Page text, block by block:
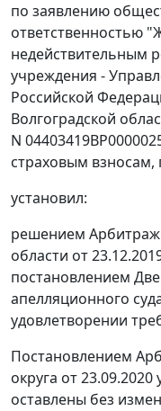
по заявлению
ответственностью
недействительным
учреждения -
Российской
Волгоградской
N
страховым
установил:
решением
области от
постановлением
апелляционного
удовлетворении
Постановлением
округа от
оставлены без